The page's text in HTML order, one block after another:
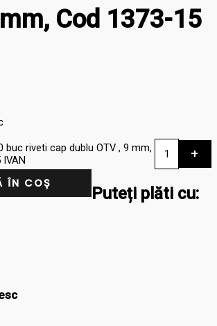
Cod 1373-15
buc riveti cap dublu OTV , 9 mm,
+
ÎN COȘ
Puteți plăti cu: